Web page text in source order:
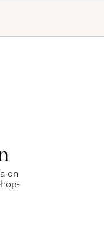
en